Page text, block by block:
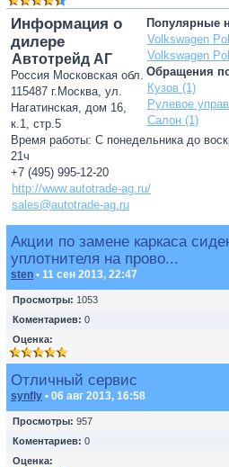
Популярные
Volkswagen
Volkswagen
Обращения
Кузов (1)
Рулевое
Салон (1)
Информация о
дилере
Автотрейд АГ
Россия Московская обл.
115487 г.Москва, ул.
Нагатинская, дом 16,
к.1, стр.5
Время работы: С понедельника до
21ч
+7 (495) 995-12-20
http://www.autotrade-ag.ru/
sales@autotrade-ag.ru
Акции по замене каркаса
уплотнителя на прово...
sten • 11 сен 2013, 22:47
Просмотры: 1053
Коментариев: 0
Оценка:
Отличный сервис
synfly • 06 авг 2013, 16:58
Просмотры: 957
Коментариев: 0
Оценка: